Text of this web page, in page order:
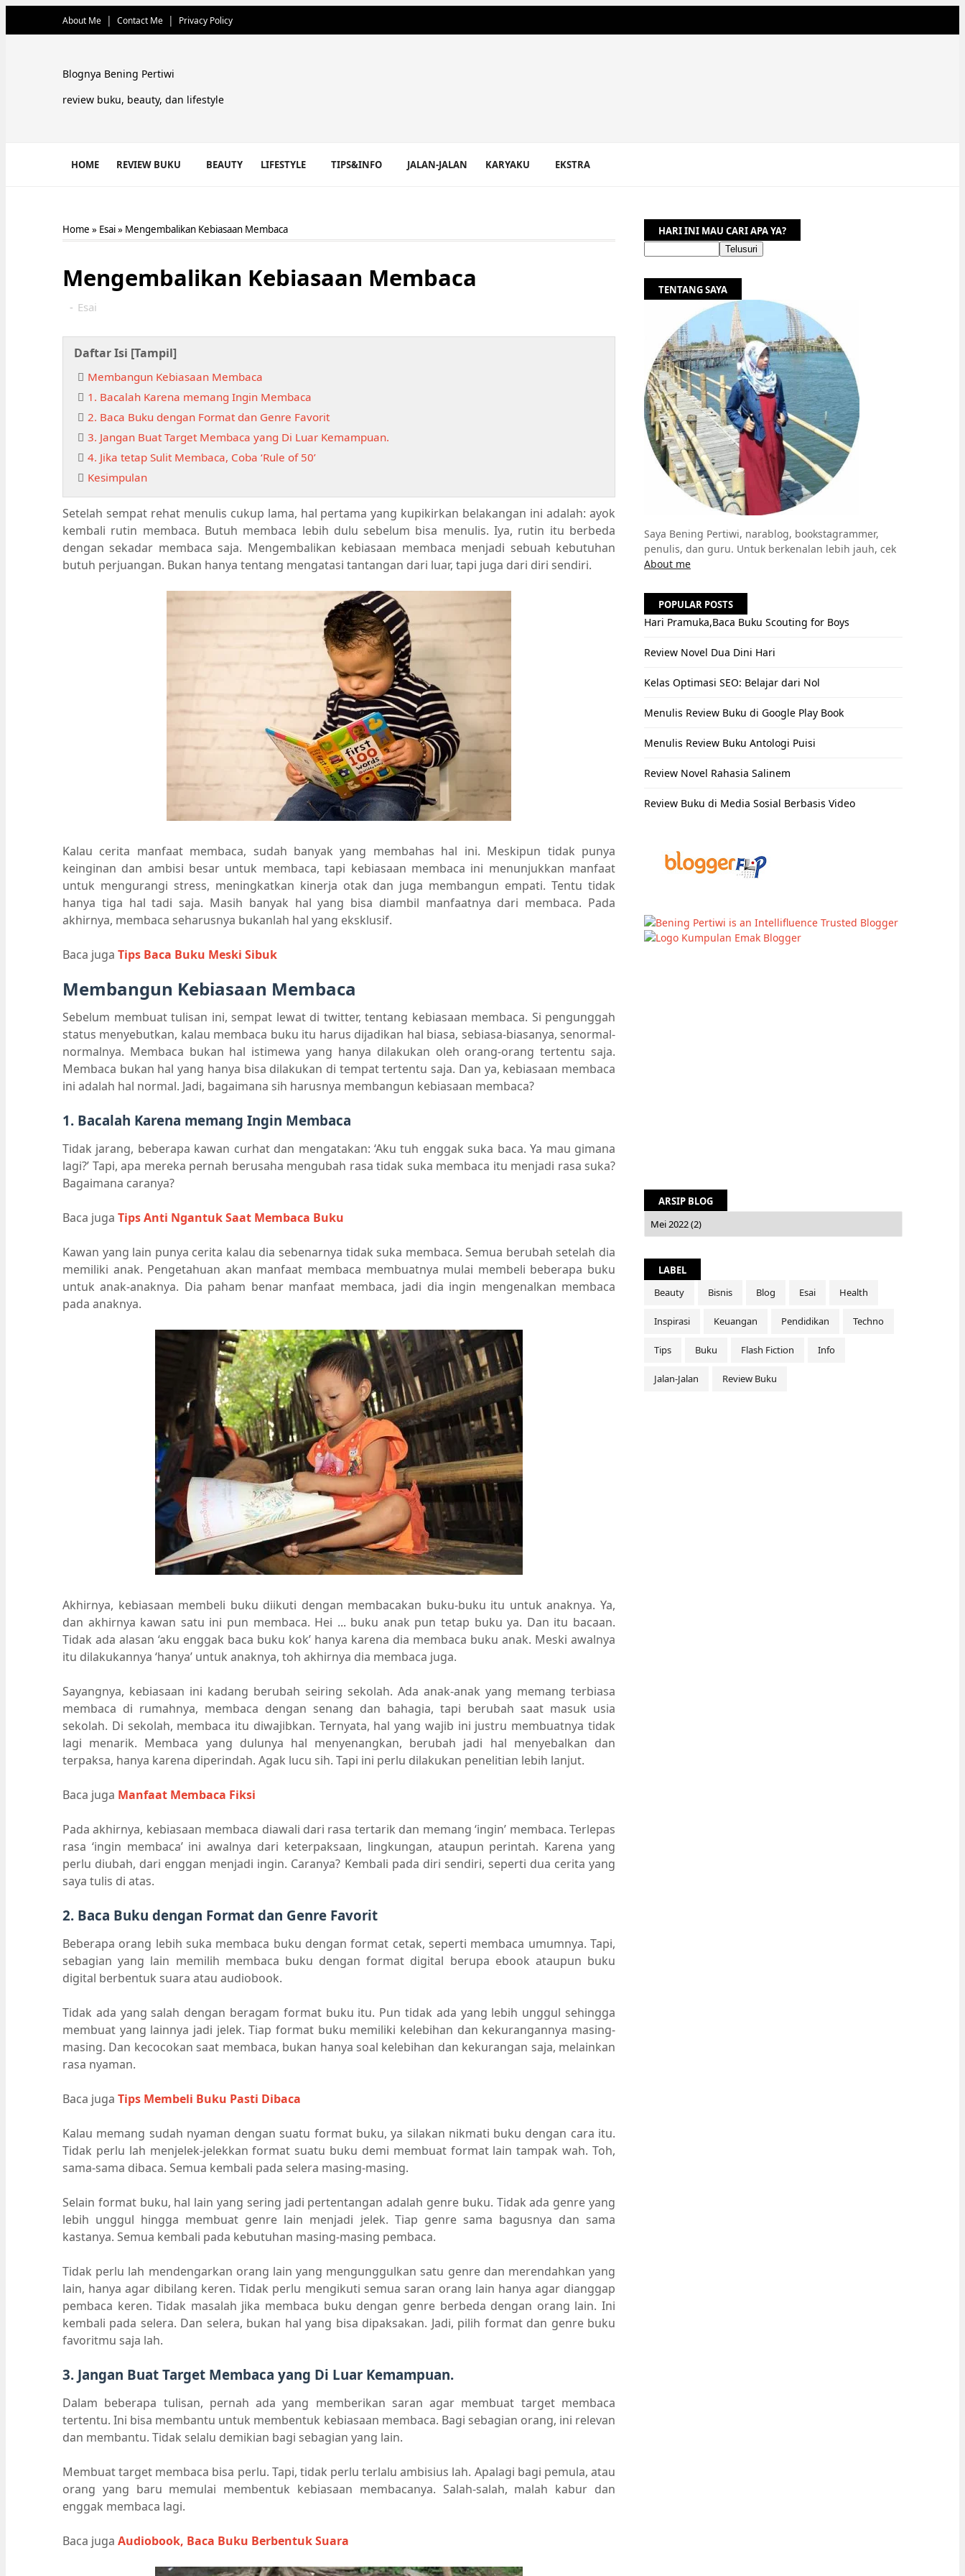
About Me Contact Me Privacy Policy
Blognya Bening Pertiwi
review buku, beauty, dan lifestyle
HOME REVIEW BUKU BEAUTY LIFESTYLE TIPS&INFO JALAN-JALAN KARYAKU EKSTRA
Home » Esai» Mengembalikan Kebiasaan Membaca
Mengembalikan Kebiasaan Membaca
- Esai
Daftar Isi [Tampil]
Membangun Kebiasaan Membaca
1. Bacalah Karena memang Ingin Membaca
2. Baca Buku dengan Format dan Genre Favorit
3. Jangan Buat Target Membaca yang Di Luar Kemampuan.
4. Jika tetap Sulit Membaca, Coba ‘Rule of 50’
Kesimpulan
Setelah sempat rehat menulis cukup lama, hal pertama yang kupikirkan belakangan ini adalah: ayok
kembali rutin membaca. Butuh membaca lebih dulu sebelum bisa menulis. Iya, rutin itu berbeda
dengan sekadar membaca saja. Mengembalikan kebiasaan membaca menjadi sebuah kebutuhan
butuh perjuangan. Bukan hanya tentang mengatasi tantangan dari luar, tapi juga dari diri sendiri.
Kalau cerita manfaat membaca, sudah banyak yang membahas hal ini. Meskipun tidak punya
keinginan dan ambisi besar untuk membaca, tapi kebiasaan membaca ini menunjukkan manfaat
untuk mengurangi stress, meningkatkan kinerja otak dan juga membangun empati. Tentu tidak
hanya tiga hal tadi saja. Masih banyak hal yang bisa diambil manfaatnya dari membaca. Pada
akhirnya, membaca seharusnya bukanlah hal yang eksklusif.
Baca juga Tips Baca Buku Meski Sibuk
Membangun Kebiasaan Membaca
Sebelum membuat tulisan ini, sempat lewat di twitter, tentang kebiasaan membaca. Si pengunggah
status menyebutkan, kalau membaca buku itu harus dijadikan hal biasa, sebiasa-biasanya, senormal-
normalnya. Membaca bukan hal istimewa yang hanya dilakukan oleh orang-orang tertentu saja.
Membaca bukan hal yang hanya bisa dilakukan di tempat tertentu saja. Dan ya, kebiasaan membaca
ini adalah hal normal. Jadi, bagaimana sih harusnya membangun kebiasaan membaca?
1. Bacalah Karena memang Ingin Membaca
Tidak jarang, beberapa kawan curhat dan mengatakan: ‘Aku tuh enggak suka baca. Ya mau gimana
lagi?’ Tapi, apa mereka pernah berusaha mengubah rasa tidak suka membaca itu menjadi rasa suka?
Bagaimana caranya?
Baca juga Tips Anti Ngantuk Saat Membaca Buku
Kawan yang lain punya cerita kalau dia sebenarnya tidak suka membaca. Semua berubah setelah dia
memiliki anak. Pengetahuan akan manfaat membaca membuatnya mulai membeli beberapa buku
untuk anak-anaknya. Dia paham benar manfaat membaca, jadi dia ingin mengenalkan membaca
pada anaknya.
Akhirnya, kebiasaan membeli buku diikuti dengan membacakan buku-buku itu untuk anaknya. Ya,
dan akhirnya kawan satu ini pun membaca. Hei ... buku anak pun tetap buku ya. Dan itu bacaan.
Tidak ada alasan ‘aku enggak baca buku kok’ hanya karena dia membaca buku anak. Meski awalnya
itu dilakukannya ‘hanya’ untuk anaknya, toh akhirnya dia membaca juga.
Sayangnya, kebiasaan ini kadang berubah seiring sekolah. Ada anak-anak yang memang terbiasa
membaca di rumahnya, membaca dengan senang dan bahagia, tapi berubah saat masuk usia
sekolah. Di sekolah, membaca itu diwajibkan. Ternyata, hal yang wajib ini justru membuatnya tidak
lagi menarik. Membaca yang dulunya hal menyenangkan, berubah jadi hal menyebalkan dan
terpaksa, hanya karena diperindah. Agak lucu sih. Tapi ini perlu dilakukan penelitian lebih lanjut.
Baca juga Manfaat Membaca Fiksi
Pada akhirnya, kebiasaan membaca diawali dari rasa tertarik dan memang ‘ingin’ membaca. Terlepas
rasa ‘ingin membaca’ ini awalnya dari keterpaksaan, lingkungan, ataupun perintah. Karena yang
perlu diubah, dari enggan menjadi ingin. Caranya? Kembali pada diri sendiri, seperti dua cerita yang
saya tulis di atas.
2. Baca Buku dengan Format dan Genre Favorit
Beberapa orang lebih suka membaca buku dengan format cetak, seperti membaca umumnya. Tapi,
sebagian yang lain memilih membaca buku dengan format digital berupa ebook ataupun buku
digital berbentuk suara atau audiobook.
Tidak ada yang salah dengan beragam format buku itu. Pun tidak ada yang lebih unggul sehingga
membuat yang lainnya jadi jelek. Tiap format buku memiliki kelebihan dan kekurangannya masing-
masing. Dan kecocokan saat membaca, bukan hanya soal kelebihan dan kekurangan saja, melainkan
rasa nyaman.
Baca juga Tips Membeli Buku Pasti Dibaca
Kalau memang sudah nyaman dengan suatu format buku, ya silakan nikmati buku dengan cara itu.
Tidak perlu lah menjelek-jelekkan format suatu buku demi membuat format lain tampak wah. Toh,
sama-sama dibaca. Semua kembali pada selera masing-masing.
Selain format buku, hal lain yang sering jadi pertentangan adalah genre buku. Tidak ada genre yang
lebih unggul hingga membuat genre lain menjadi jelek. Tiap genre sama bagusnya dan sama
kastanya. Semua kembali pada kebutuhan masing-masing pembaca.
Tidak perlu lah mendengarkan orang lain yang mengunggulkan satu genre dan merendahkan yang
lain, hanya agar dibilang keren. Tidak perlu mengikuti semua saran orang lain hanya agar dianggap
pembaca keren. Tidak masalah jika membaca buku dengan genre berbeda dengan orang lain. Ini
kembali pada selera. Dan selera, bukan hal yang bisa dipaksakan. Jadi, pilih format dan genre buku
favoritmu saja lah.
3. Jangan Buat Target Membaca yang Di Luar Kemampuan.
Dalam beberapa tulisan, pernah ada yang memberikan saran agar membuat target membaca
tertentu. Ini bisa membantu untuk membentuk kebiasaan membaca. Bagi sebagian orang, ini relevan
dan membantu. Tidak selalu demikian bagi sebagian yang lain.
Membuat target membaca bisa perlu. Tapi, tidak perlu terlalu ambisius lah. Apalagi bagi pemula, atau
orang yang baru memulai membentuk kebiasaan membacanya. Salah-salah, malah kabur dan
enggak membaca lagi.
Baca juga Audiobook, Baca Buku Berbentuk Suara
HARI INI MAU CARI APA YA?
TENTANG SAYA
Saya Bening Pertiwi, narablog, bookstagrammer,
penulis, dan guru. Untuk berkenalan lebih jauh, cek
About me
POPULAR POSTS
Hari Pramuka,Baca Buku Scouting for Boys
Review Novel Dua Dini Hari
Kelas Optimasi SEO: Belajar dari Nol
Menulis Review Buku di Google Play Book
Menulis Review Buku Antologi Puisi
Review Novel Rahasia Salinem
Review Buku di Media Sosial Berbasis Video
ARSIP BLOG
LABEL
Beauty
Bisnis Blog Esai Health
Inspirasi Keuangan Pendidikan Techno
Tips Buku Flash Fiction Info
Jalan-Jalan Review Buku